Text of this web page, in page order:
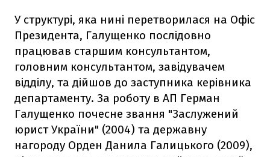
У структурі, яка нині перетворилася на Офіс
Президента, Галущенко послідовно
працював старшим консультантом,
головним консультантом, завідувачем
відділу, та дійшов до заступника керівника
департаменту. За роботу в АП Герман
Галущенко почесне звання "Заслужений
юрист України" (2004) та державну
нагороду Орден Данила Галицького (2009),